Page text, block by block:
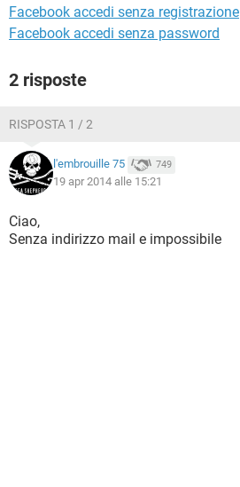
Facebook accedi senza registrazione
Facebook accedi senza password
2 risposte
RISPOSTA 1 / 2
l'embrouille 75 749
19 apr 2014 alle 15:21
Ciao,
Senza indirizzo mail e impossibile